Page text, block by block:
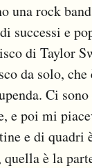
una rock
successi e
di Taylor
da solo,
Ci
e poi mi
e di quadri
è la